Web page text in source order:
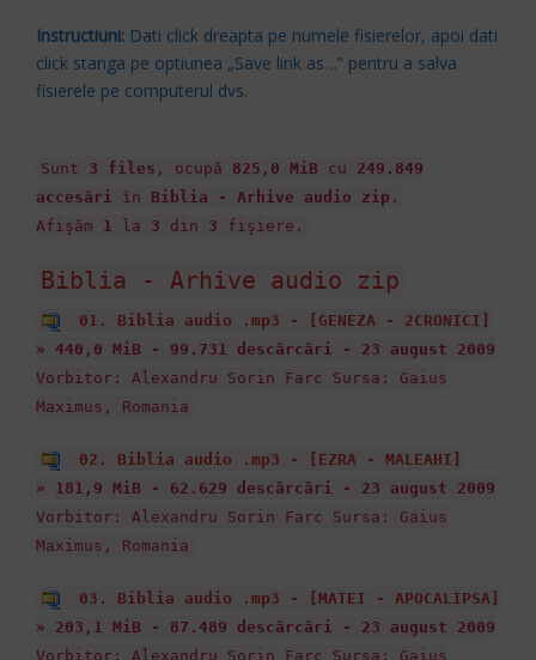
Instructiuni: Dati click dreapta pe numele fisierelor, apoi dati
click stanga pe optiunea „Save link as…” pentru a salva
fisierele pe computerul dvs.
Sunt 3 files , ocupă 825,0 MiB cu 249.849
accesări în Biblia - Arhive audio zip .
Afişăm 1 la 3 din 3 fişiere.
Biblia - Arhive audio zip
01. Biblia audio .mp3 - [GENEZA - 2CRONICI]
» 440,0 MiB - 99.731 descărcări - 23 august 2009
Vorbitor: Alexandru Sorin Farc Sursa: Gaius
Maximus, Romania
02. Biblia audio .mp3 - [EZRA - MALEAHI]
» 181,9 MiB - 62.629 descărcări - 23 august 2009
Vorbitor: Alexandru Sorin Farc Sursa: Gaius
Maximus, Romania
03. Biblia audio .mp3 - [MATEI - APOCALIPSA]
» 203,1 MiB - 87.489 descărcări - 23 august 2009
Vorbitor: Alexandru Sorin Farc Sursa: Gaius